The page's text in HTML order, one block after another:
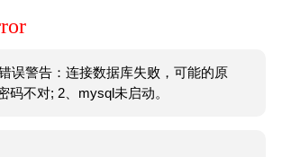
误警告：连接数据库失败，可能的原
码不对; 2、mysql未启动。